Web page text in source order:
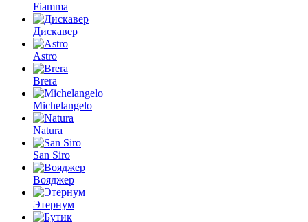
Fiamma
Дискавер
Astro
Brera
Michelangelo
Natura
San Siro
Вояджер
Этернум